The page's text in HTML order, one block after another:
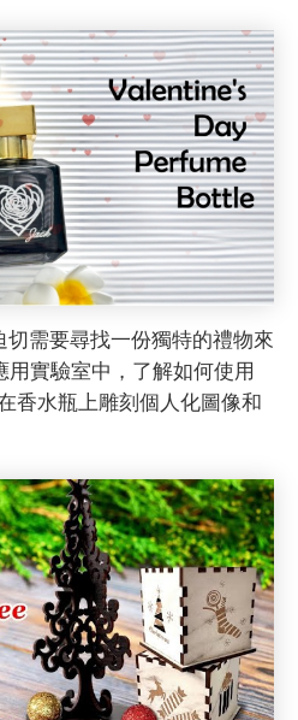
需要尋找一份獨特的禮物來
實驗室中，了解如何使用
香水瓶上雕刻個人化圖像和